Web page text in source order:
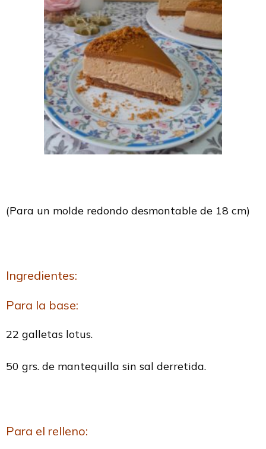
(Para un molde redondo desmontable de 18 cm)
Ingredientes:
Para la base:
22 galletas lotus.
50 grs. de mantequilla sin sal derretida.
Para el relleno: